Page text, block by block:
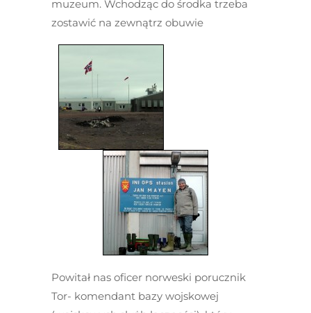
muzeum. Wchodząc do środka trzeba
zostawić na zewnątrz obuwie
Powitał nas oficer norweski porucznik
Tor- komendant bazy wojskowej